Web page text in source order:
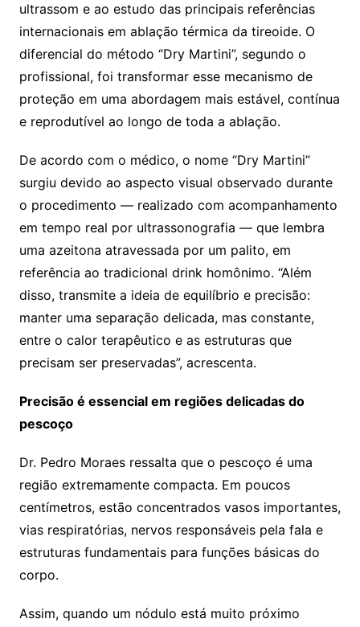
ultrassom e ao estudo das principais referências
internacionais em ablação térmica da tireoide. O
diferencial do método “Dry Martini”, segundo o
profissional, foi transformar esse mecanismo de
proteção em uma abordagem mais estável, contínua
e reprodutível ao longo de toda a ablação.
De acordo com o médico, o nome “Dry Martini”
surgiu devido ao aspecto visual observado durante
o procedimento — realizado com acompanhamento
em tempo real por ultrassonografia — que lembra
uma azeitona atravessada por um palito, em
referência ao tradicional drink homônimo. “Além
disso, transmite a ideia de equilíbrio e precisão:
manter uma separação delicada, mas constante,
entre o calor terapêutico e as estruturas que
precisam ser preservadas”, acrescenta.
Precisão é essencial em regiões delicadas do
pescoço
Dr. Pedro Moraes ressalta que o pescoço é uma
região extremamente compacta. Em poucos
centímetros, estão concentrados vasos importantes,
vias respiratórias, nervos responsáveis pela fala e
estruturas fundamentais para funções básicas do
corpo.
Assim, quando um nódulo está muito próximo